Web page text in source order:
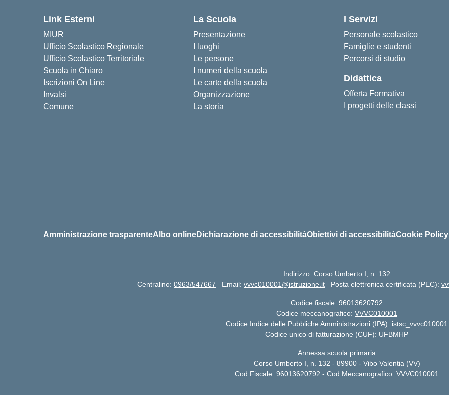
Link Esterni
MIUR
Ufficio Scolastico Regionale
Ufficio Scolastico Territoriale
Scuola in Chiaro
Iscrizioni On Line
Invalsi
Comune
La Scuola
Presentazione
I luoghi
Le persone
I numeri della scuola
Le carte della scuola
Organizzazione
La storia
I Servizi
Personale scolastico
Famiglie e studenti
Percorsi di studio
Didattica
Offerta Formativa
I progetti delle classi
Amministrazione trasparenteAlbo onlineDichiarazione di accessibilitàObiettivi di accessibilitàCookie Policy
Indirizzo: Corso Umberto I, n. 132
Centralino: 0963/547667 Email: vvvc010001@istruzione.it Posta elettronica certificata (PEC):
Codice fiscale: 96013620792
Codice meccanografico: VVVC010001
Codice Indice delle Pubbliche Amministrazioni (IPA): istsc_vvvc010001
Codice unico di fatturazione (CUF): UFBMHP
Annessa scuola primaria
Corso Umberto I, n. 132 - 89900 - Vibo Valentia (VV)
Cod.Fiscale: 96013620792 - Cod.Meccanografico: VVVC010001